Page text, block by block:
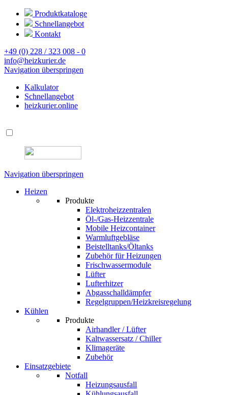
Produktkataloge
Schnellangebot
Kontakt
+49 (0) 228 / 323 008 - 0
info@heizkurier.de
Navigation überspringen
Kalkulator
Schnellangebot
heizkurier.online
Navigation überspringen
Heizen
Produkte
Elektroheizzentralen
Öl-/Gas-Heizzentrale
Mobile Heizcontainer
Warmluftgebläse
Beistelltanks/Öltanks
Zubehör für Heizungen
Frischwassermodule
Lüfter
Lufterhitzer
Abgasschalldämpfer
Regelgruppen/Heizkreisregelung
Kühlen
Produkte
Airhandler / Lüfter
Kaltwassersatz / Chiller
Klimageräte
Zubehör
Einsatzgebiete
Notfall
Heizungsausfall